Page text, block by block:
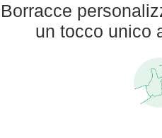
Borracce
un tocco unico